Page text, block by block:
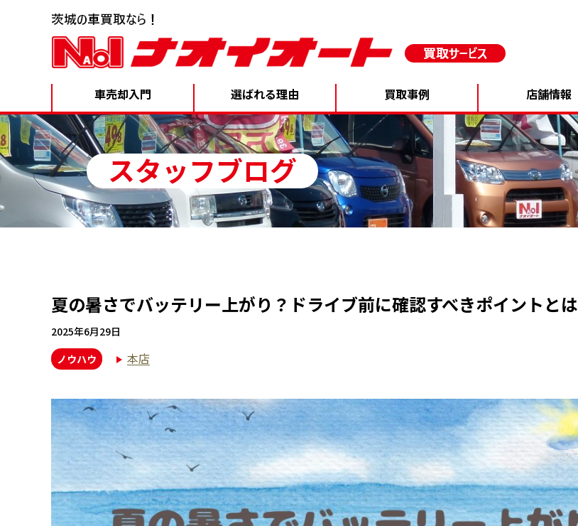
車売却入門 選ばれる理由 買取事例 店舗情報
スタッフブログ
夏の暑さでバッテリー上がり？ドライブ前に確認すべきポイントとは
2025年6月29日
ノウハウ
本店